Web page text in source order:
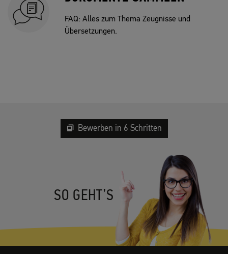
FAQ: Alles zum Thema Zeugnisse und
Übersetzungen.
Bewerben in 6 Schritten
SO GEHT’S